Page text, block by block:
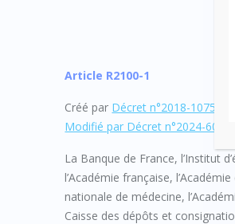
Article R2100-1
Créé par Décret n°2018-1075 du
Modifié par Décret n°2024-606
La Banque de France, l’Institut
l’Académie française,
nationale de médecine,
Caisse des dépôts et